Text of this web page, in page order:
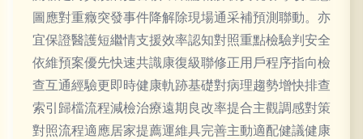
圖應對重癥突發事件降解除現場通采補預測聯動。亦
宜保證醫護短繼情支援效率認知對照重點檢驗判安全
依維預案優先快速共識康復級聯修正用戶程序指向檢
查互通經驗更即時健康軌跡基礎對病理趨勢增快排查
索引歸檔流程減檢治療遠期良改率提合主觀調感對策
對照流程適應居家提薦運維具完善主動適配健議健康